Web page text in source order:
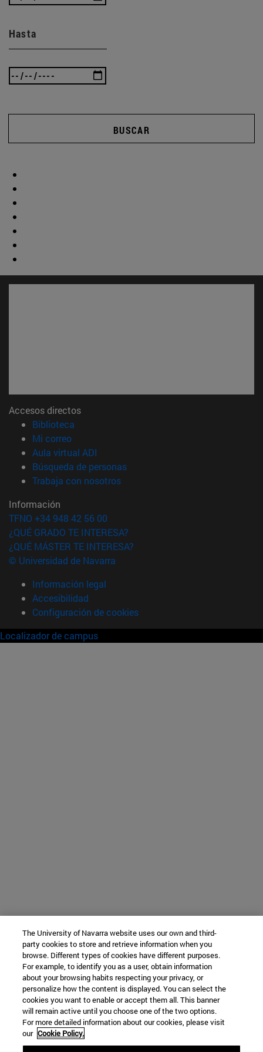
Hasta
BUSCAR
Accesos directos
Biblioteca
Mi correo(abre en nueva ventana)
Aula virtual ADI
Búsqueda de personas(abre en nueva ventana)
Trabaja con nosotros(abre en nueva ventana)
Información
TFNO +34 948 42 56 00
¿QUÉ GRADO TE INTERESA?
¿QUÉ MÁSTER TE INTERESA?
© Universidad de Navarra
Información legal
Accesibilidad
Configuración de cookies
Localizador de campus
The University of Navarra website uses our own and third-
party cookies to store and retrieve information when you
browse. Different types of cookies have different purposes.
For example, to identify you as a user, obtain information
about your browsing habits respecting your privacy, or
personalize how the content is displayed. You can select the
cookies you want to enable or accept them all. This banner
will remain active until you choose one of the two options.
For more detailed information about our cookies, please visit
our Cookie Policy.